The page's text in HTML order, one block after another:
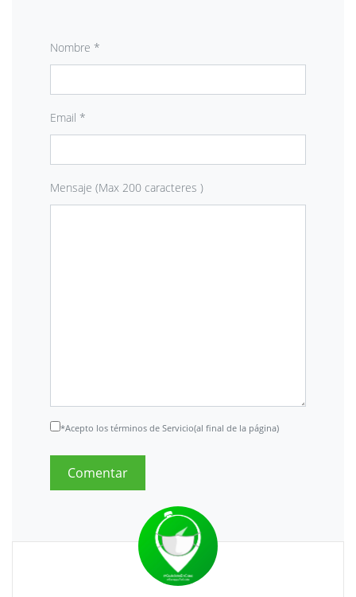
Nombre *
Email *
Mensaje (Max 200 caracteres )
*Acepto los términos de Servicio(al final de la página)